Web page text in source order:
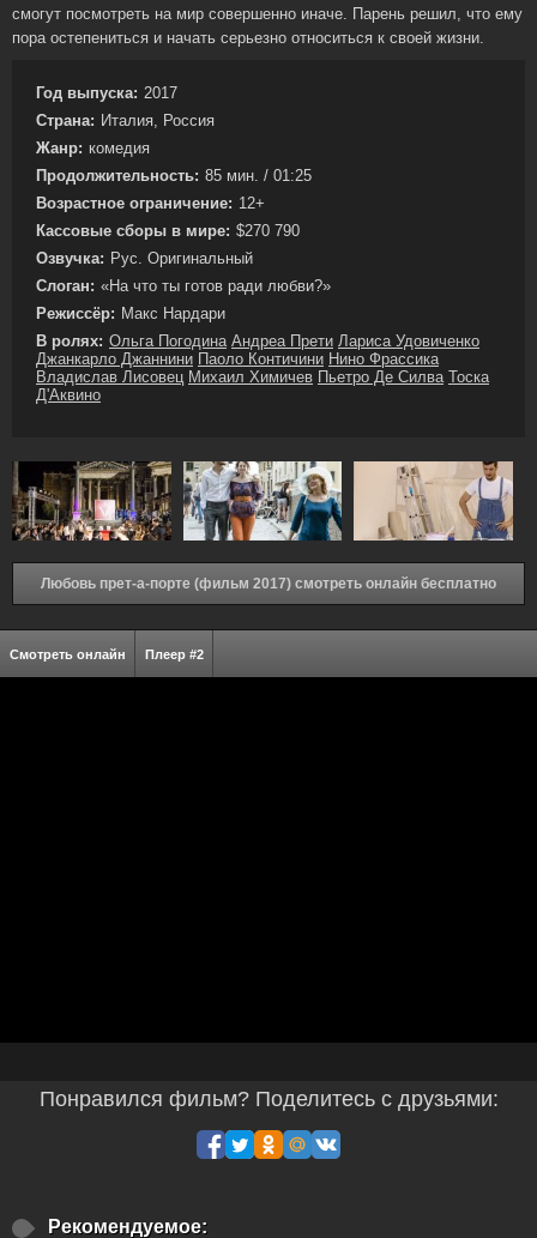
смогут посмотреть на мир совершенно иначе. Парень решил, что ему
пора остепениться и начать серьезно относиться к своей жизни.
Год выпуска: 2017
Страна: Италия, Россия
Жанр: комедия
Продолжительность: 85 мин. / 01:25
Возрастное ограничение: 12+
Кассовые сборы в мире: $270 790
Озвучка: Рус. Оригинальный
Слоган: «На что ты готов ради любви?»
Режиссёр: Макс Нардари
В ролях: Ольга Погодина Андреа Прети Лариса Удовиченко
Джанкарло Джаннини Паоло Контичини Нино Фрассика
Владислав Лисовец Михаил Химичев Пьетро Де Силва Тоска
Д'Аквино
Любовь прет-а-порте (фильм 2017) смотреть онлайн бесплатно
Смотреть онлайн Плеер #2
Понравился фильм? Поделитесь с друзьями:
Рекомендуемое: